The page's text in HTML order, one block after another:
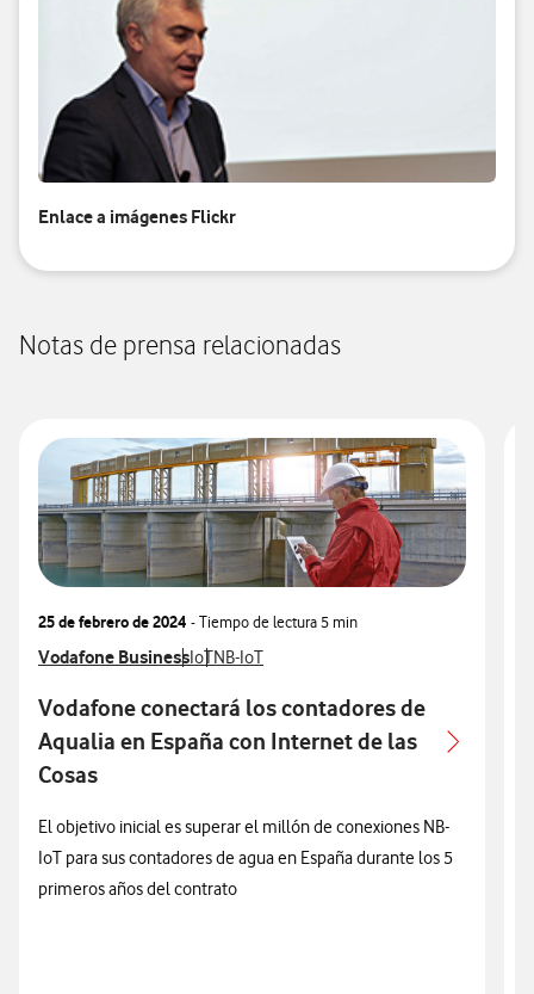
Enlace a imágenes Flickr
Notas de prensa relacionadas
25 de febrero de 2024 - Tiempo de lectura5 min
Ver más notas de prensa relacionados con
Vodafone BusinessVer más notas de prensa relacionados con
IoTVer más notas de prensa relacionados con
NB-IoT
Vodafone conectará los contadores de
Aqualia en España con Internet de las
Cosas
El objetivo inicial es superar el millón de conexiones NB-
IoT para sus contadores de agua en España durante los 5
primeros años del contrato